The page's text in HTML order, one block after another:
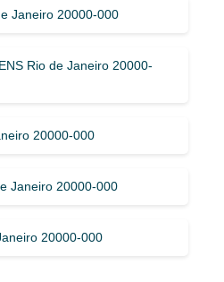
Janeiro 20000-000
Rio de Janeiro 20000-
20000-000
Janeiro 20000-000
20000-000